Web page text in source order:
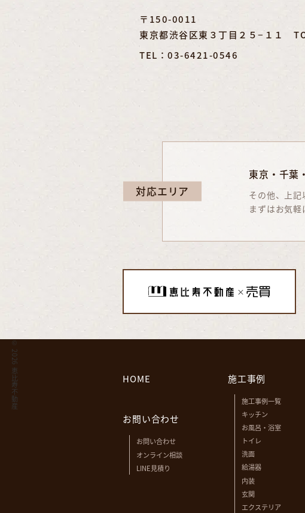
〒150-0011
東京都渋谷区東３丁目２５−１１
TEL：03-6421-0546
対応エリア
東京・千葉
その他、上記
まずはお気軽
HOME
お問い合わせ
お問い合わせ
オンライン相談
LINE見積り
施工事例
施工事例一覧
キッチン
お風呂・浴室
トイレ
洗面
給湯器
内装
玄関
エクステリア
©
2026 恵比寿不動産